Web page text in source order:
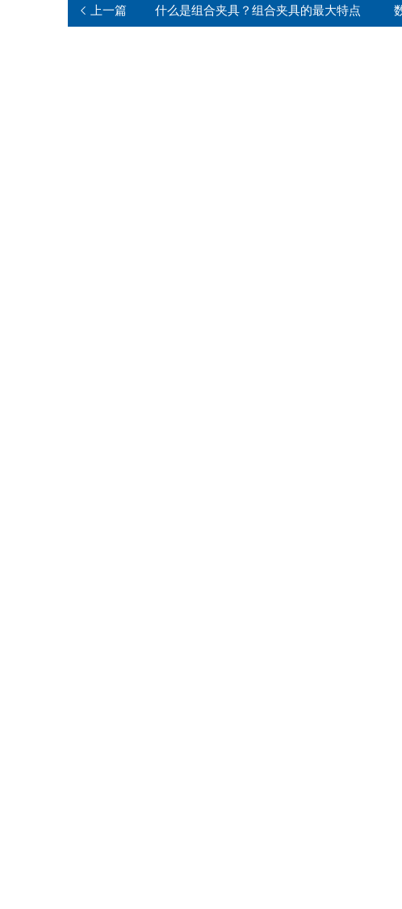
上一篇 什么是组合夹具？组合夹具的最大特点